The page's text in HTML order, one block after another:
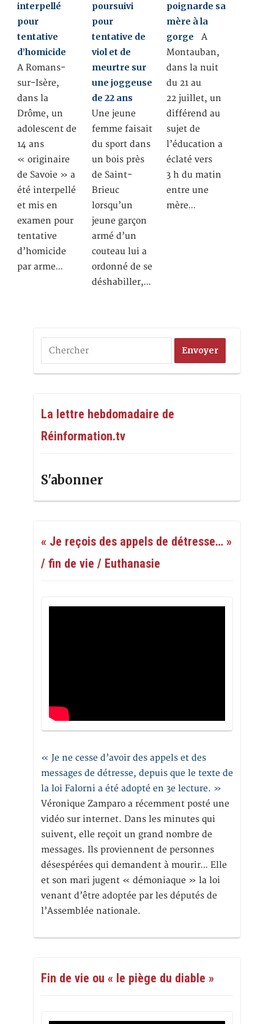
interpellé
pour
tentative
d’homicide
A Romans-
sur-Isère,
dans la
Drôme, un
adolescent de
14 ans
« originaire
de Savoie » a
été interpellé
et mis en
examen pour
tentative
d’homicide
par arme…
poursuivi
pour
tentative de
viol et de
meurtre sur
une joggeuse
de 22 ans
Une jeune
femme faisait
du sport dans
un bois près
de Saint-
Brieuc
lorsqu’un
jeune garçon
armé d’un
couteau lui a
ordonné de se
déshabiller,…
poignarde sa
mère à la
gorge A
Montauban,
dans la nuit
du 21 au
22 juillet, un
différend au
sujet de
l’éducation a
éclaté vers
3 h du matin
entre une
mère…
La lettre hebdomadaire de
Réinformation.tv
S'abonner
« Je reçois des appels de détresse… »
/ fin de vie / Euthanasie
« Je ne cesse d’avoir des appels et des
messages de détresse, depuis que le texte de
la loi Falorni a été adopté en 3e lecture. »
Véronique Zamparo a récemment posté une
vidéo sur internet. Dans les minutes qui
suivent, elle reçoit un grand nombre de
messages. Ils proviennent de personnes
désespérées qui demandent à mourir… Elle
et son mari jugent « démoniaque » la loi
venant d’être adoptée par les députés de
l’Assemblée nationale.
Fin de vie ou « le piège du diable »